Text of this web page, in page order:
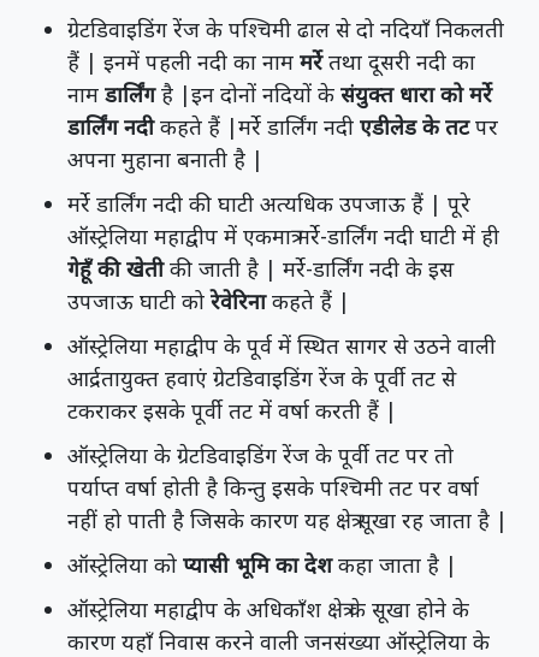
ग्रेटडिवाइडिंग रेंज के पश्चिमी ढाल से दो नदियाँ निकलती
हैं | इनमें पहली नदी का नाम मर्रेतथा दूसरी नदी का
नाम डार्लिंगहै |इन दोनों नदियों के संयुक्त धारा को मर्रे
डार्लिंग नदीकहते हैं |मर्रे डार्लिंग नदी एडीलेड के तटपर
अपना मुहाना बनाती है |
मर्रे डार्लिंग नदी की घाटी अत्यधिक उपजाऊ हैं | पूरे
ऑस्ट्रेलिया महाद्वीप में एकमात्र मर्रे-डार्लिंग नदी घाटी में ही
गेहूँ की खेतीकी जाती है | मर्रे-डार्लिंग नदी के इस
उपजाऊ घाटी कोरेवेरिनाकहते हैं |
ऑस्ट्रेलिया महाद्वीप के पूर्व में स्थित सागर से उठने वाली
आर्द्रतायुक्त हवाएं ग्रेटडिवाइडिंग रेंज के पूर्वी तट से
टकराकर इसके पूर्वी तट में वर्षा करती हैं |
ऑस्ट्रेलिया के ग्रेटडिवाइडिंग रेंज के पूर्वी तट पर तो
पर्याप्त वर्षा होती है किन्तु इसके पश्चिमी तट पर वर्षा
नहीं हो पाती है जिसके कारण यह क्षेत्र सूखा रह जाता है |
ऑस्ट्रेलिया को प्यासी भूमि का देशकहा जाता है |
ऑस्ट्रेलिया महाद्वीप के अधिकाँश क्षेत्र के सूखा होने के
कारण यहाँ निवास करने वाली जनसंख्या ऑस्ट्रेलिया के